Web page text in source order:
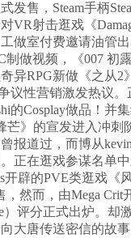
发售，Steam手柄
VR射击逛戏《
做室付费邀请油管
制做视频，《007 初
异RPG新做《之从2
议性营销激发热议
的Cosplay做品！并
芒》的宣发进入冲刺
报道过，而博从
正在逛戏参谋名单
开辟的PVE类逛戏《
，然而，由Mega Crit
）评分正式出炉。却
大唐传送密信的故事